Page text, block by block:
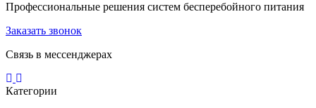
Профессиональные решения систем бесперебойного питания
Заказать звонок
Связь в мессенджерах
Категории